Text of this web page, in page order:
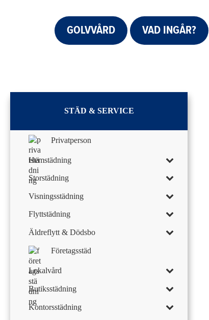
GOLVVÅRD VAD INGÅR?
STÄD & SERVICE
Privatperson
Hemstädning
Storstädning
Visningsstädning
Flyttstädning
Äldreflytt & Dödsbo
Företagsstäd
Lokalvård
Butiksstädning
Kontorsstädning